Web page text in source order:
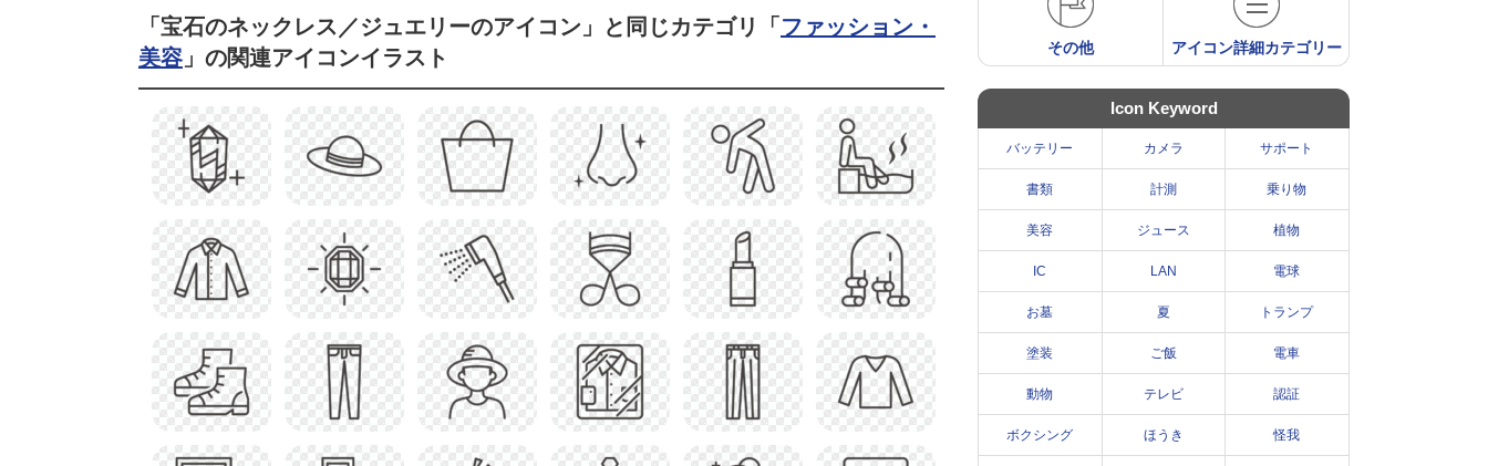
「宝石のネックレス／ジュエリーのアイコン」と同じカテゴリ「 ファッション・
美容 」の関連アイコンイラスト その他 アイコン詳細カテゴリー
Icon Keyword
バッテリー カメラ サポート
書類 計測 乗り物
美容 ジュース 植物
IC LAN 電球
お墓 夏 トランプ
塗装 ご飯 電車
動物 テレビ 認証
ボクシング ほうき 怪我